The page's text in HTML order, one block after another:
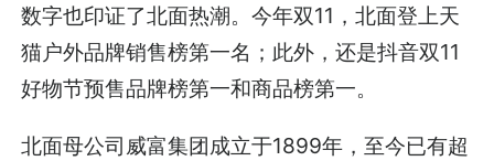
数字也印证了北面热潮。今年双11，北面登上天
猫户外品牌销售榜第一名；此外，还是抖音双11
好物节预售品牌榜第一和商品榜第一。
北面母公司威富集团成立于1899年，至今已有超